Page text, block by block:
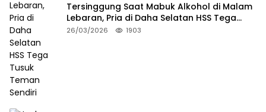
Tersinggung Saat Mabuk Alkohol di Malam
Lebaran, Pria di Daha Selatan HSS Tega
Tusuk Teman Sendiri
26/03/2026 1903